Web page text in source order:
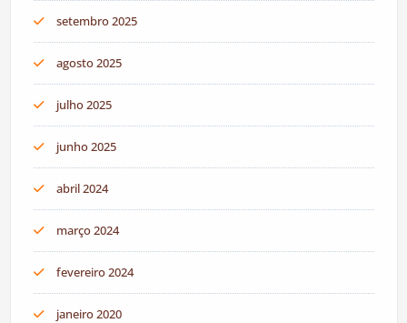
setembro 2025
agosto 2025
julho 2025
junho 2025
abril 2024
março 2024
fevereiro 2024
janeiro 2020